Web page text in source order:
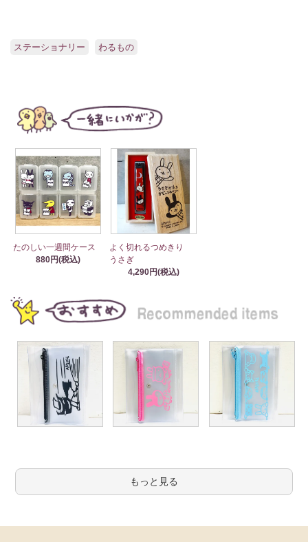
ステーショナリー わるもの
たのしい一週間ケース
880円(税込)
よく切れるつめきり
うさぎ
4,290円(税込)
もっと見る